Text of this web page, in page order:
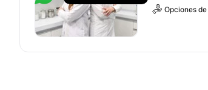
Opciones de